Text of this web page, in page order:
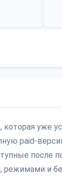
уже
paid-
после
и